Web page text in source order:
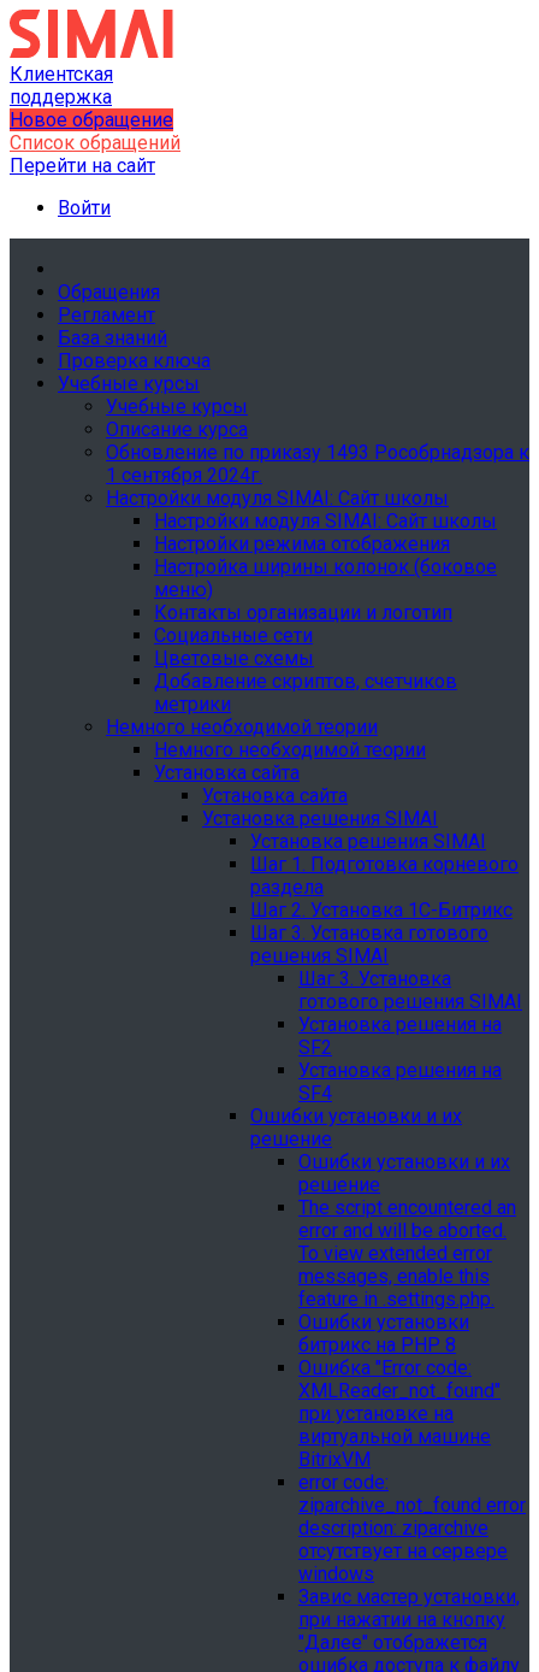
Клиентская
поддержка
Новое обращение
Список обращений
Перейти на сайт
Войти
Обращения
Регламент
База знаний
Проверка ключа
Учебные курсы
Учебные курсы
Описание курса
Обновление по приказу 1493 Рособрнадзора к
1 сентября 2024г.
Настройки модуля SIMAI: Сайт школы
Настройки модуля SIMAI: Сайт школы
Настройки режима отображения
Настройка ширины колонок (боковое
меню)
Контакты организации и логотип
Социальные сети
Цветовые схемы
Добавление скриптов, счетчиков
метрики
Немного необходимой теории
Немного необходимой теории
Установка сайта
Установка сайта
Установка решения SIMAI
Установка решения SIMAI
Шаг 1. Подготовка корневого
раздела
Шаг 2. Установка 1С-Битрикс
Шаг 3. Установка готового
решения SIMAI
Шаг 3. Установка
готового решения SIMAI
Установка решения на
SF2
Установка решения на
SF4
Ошибки установки и их
решение
Ошибки установки и их
решение
The script encountered an
error and will be aborted.
To view extended error
messages, enable this
feature in .settings.php.
Ошибки установки
битрикс на PHP 8
Ошибка "Error сode:
XMLReader_not_found"
при установке на
виртуальной машине
BitrixVM
error сode:
ziparchive_not_found error
description: ziparchive
отсутствует на сервере
windows
Завис мастер установки,
при нажатии на кнопку
"Далее" отображется
ошибка доступа к файлу